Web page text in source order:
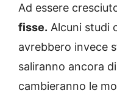
Ad essere
fisse. Alcuni studi
avrebbero invece
saliranno ancora
cambieranno le